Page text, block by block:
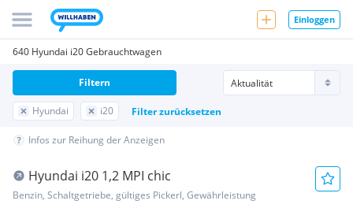
Einloggen
640 Hyundai i20 Gebrauchtwagen
Hyundai i20 Filter zurücksetzen
Filtern
Infos zur Reihung der Anzeigen
Hyundai i20 1,2 MPI chic
Benzin, Schaltgetriebe, gültiges Pickerl, Gewährleistung